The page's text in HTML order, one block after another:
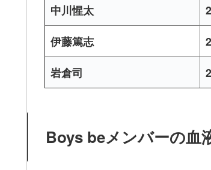
中川惺太
伊藤篤志
岩倉司
Boys beメンバーの血